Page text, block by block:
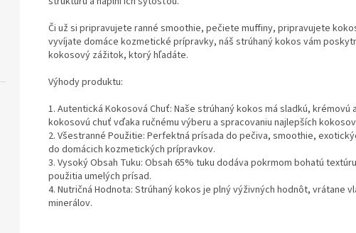
Či už si pripravujete ranné smoothie, pečiete muffiny, pripravujete
vyvíjate domáce kozmetické prípravky, náš strúhaný kokos vám
kokosový zážitok, ktorý hľadáte.
Výhody produktu:
1. Autentická Kokosová Chuť: Naše strúhaný kokos má sladkú, krémovú
kokosovú chuť vďaka ručnému výberu a spracovaniu najlepších
2. Všestranné Použitie: Perfektná prísada do pečiva, smoothie,
do domácich kozmetických prípravkov.
3. Vysoký Obsah Tuku: Obsah 65% tuku dodáva pokrmom bohatú
použitia umelých prísad.
4. Nutričná Hodnota: Strúhaný kokos je plný výživných hodnôt, vrátane
minerálov.